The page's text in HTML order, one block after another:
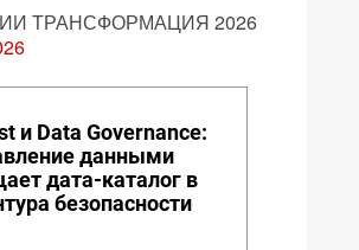
ИИ ТРАНСФОРМАЦИЯ 2026
и Data Governance:
данными
дата-каталог в
безопасности